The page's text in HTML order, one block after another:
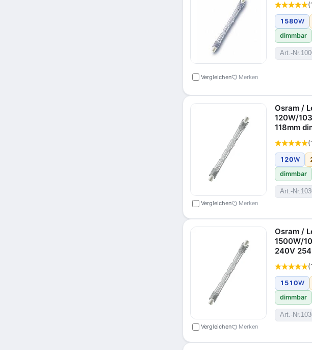
Vergleichen Merken
1580W
dimmbar
Art.-Nr.
Vergleichen Merken
Osram /
120W/
118mm
120W
dimmbar
Art.-Nr.
Vergleichen Merken
Osram /
1500W/
240V
1510W
dimmbar
Art.-Nr.